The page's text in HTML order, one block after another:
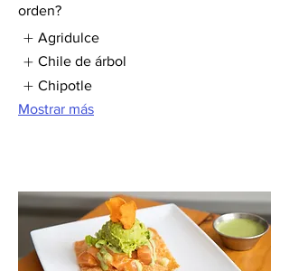
orden?
Agridulce
Chile de árbol
Chipotle
Mostrar más